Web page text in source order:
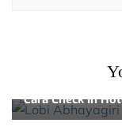
Cara Check In
Review Hotel